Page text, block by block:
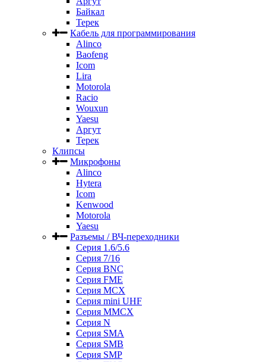
Байкал
Терек
Кабель для программирования
Alinco
Baofeng
Icom
Lira
Motorola
Racio
Wouxun
Yaesu
Аргут
Терек
Клипсы
Микрофоны
Alinco
Hytera
Icom
Kenwood
Motorola
Yaesu
Разъемы / ВЧ-переходники
Серия 1.6/5.6
Серия 7/16
Серия BNC
Серия FME
Серия MCX
Серия mini UHF
Серия MMCX
Серия N
Серия SMA
Серия SMB
Серия SMP